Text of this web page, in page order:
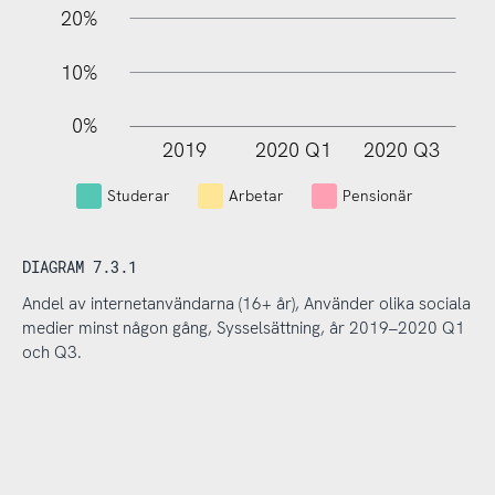
20%
10%
0%
L
2019 2020 Q1 2020 Q3
Studerar Arbetar Pensionär
DIAGRAM 7.3.1
Andel av internetanvändarna (16+ år), Använder olika sociala
medier minst någon gång, Sysselsättning, år 2019–2020 Q1
och Q3.